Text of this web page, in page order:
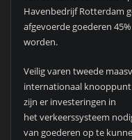
Havenbedrijf Rotterdam
afgevoerde goederen
worden.
Veilig varen tweede
internationaal
zijn er investeringen in
het verkeerssysteem
van goederen op te